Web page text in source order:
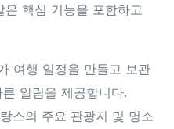
핵심 기능을 포함하고
여행 일정을 만들고 보관
알림을 제공합니다.
스의 주요 관광지 및 명소